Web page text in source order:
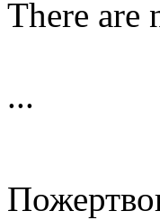
There are
...